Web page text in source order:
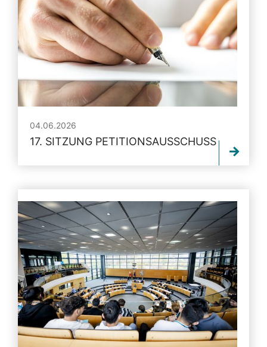
04.06.2026
17. SITZUNG PETITIONSAUSSCHUSS